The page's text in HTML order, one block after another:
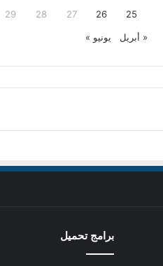
25
26
27
28
29
« أبريل يونيو »
برامج تحميل